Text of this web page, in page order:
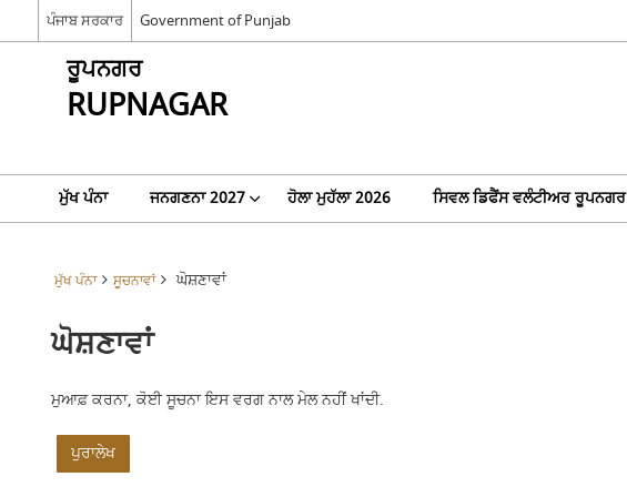
ਪੰਜਾਬ ਸਰਕਾਰ Government of Punjab
ਰੂਪਨਗਰ
RUPNAGAR
ਮੁੱਖ ਪੰਨਾ ਜਨਗਣਨਾ 2027 ਹੋਲਾ ਮੁਹੱਲਾ 2026 ਸਿਵਲ ਡਿਫੈਂਸ ਵਲੰਟੀਅਰ ਰੂਪਨਗਰ
ਮੁੱਖ ਪੰਨਾ ਸੂਚਨਾਵਾਂ ਘੋਸ਼ਣਾਵਾਂ
ਘੋਸ਼ਣਾਵਾਂ
ਮੁਆਫ਼ ਕਰਨਾ, ਕੋਈ ਸੂਚਨਾ ਇਸ ਵਰਗ ਨਾਲ ਮੇਲ ਨਹੀਂ ਖਾਂਦੀ.
ਪੁਰਾਲੇਖ